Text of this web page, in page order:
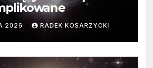
2026 RADEK KOSARZYCKI